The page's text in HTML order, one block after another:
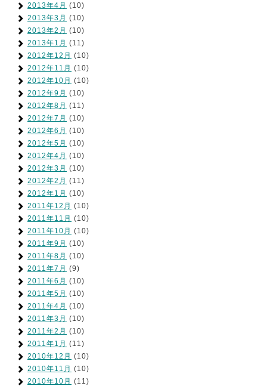
2013年4月 (10)
2013年3月 (10)
2013年2月 (10)
2013年1月 (11)
2012年12月 (10)
2012年11月 (10)
2012年10月 (10)
2012年9月 (10)
2012年8月 (11)
2012年7月 (10)
2012年6月 (10)
2012年5月 (10)
2012年4月 (10)
2012年3月 (10)
2012年2月 (11)
2012年1月 (10)
2011年12月 (10)
2011年11月 (10)
2011年10月 (10)
2011年9月 (10)
2011年8月 (10)
2011年7月 (9)
2011年6月 (10)
2011年5月 (10)
2011年4月 (10)
2011年3月 (10)
2011年2月 (10)
2011年1月 (11)
2010年12月 (10)
2010年11月 (10)
2010年10月 (11)